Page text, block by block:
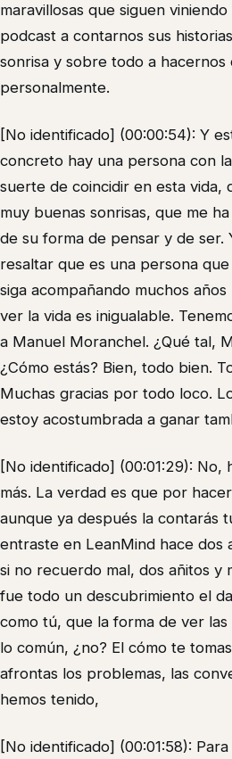
maravillosas que siguen
podcast a contarnos sus
sonrisa y sobre todo a hacernos
personalmente.
[No identificado] (00:00:54): Y
concreto hay una persona con
suerte de coincidir en esta vida,
muy buenas sonrisas, que me
de su forma de pensar y de ser.
resaltar que es una persona
siga acompañando muchos
ver la vida es inigualable.
a Manuel Moranchel. ¿Qué tal,
¿Cómo estás? Bien, todo bien.
Muchas gracias por todo loco.
estoy acostumbrada a ganar
[No identificado] (00:01:29): No,
más. La verdad es que por
aunque ya después la contarás
entraste en LeanMind hace dos
si no recuerdo mal, dos añitos y
fue todo un descubrimiento el
como tú, que la forma de ver
lo común, ¿no? El cómo te
afrontas los problemas, las
hemos tenido,
[No identificado] (00:01:58):